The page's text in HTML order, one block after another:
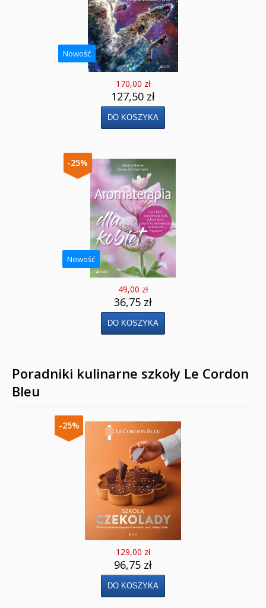
QUIZY I ŁAMIGŁÓWKI NA WAKACJE -35%
PROMOCJA ZESTAWY STARTOWE KAKADU
WYPRZEDAŻ
Nowość
170,00 zł
127,50 zł
-25%
Nowość
49,00 zł
36,75 zł
Poradniki kulinarne szkoły Le Cordon
Bleu
-25%
129,00 zł
96,75 zł